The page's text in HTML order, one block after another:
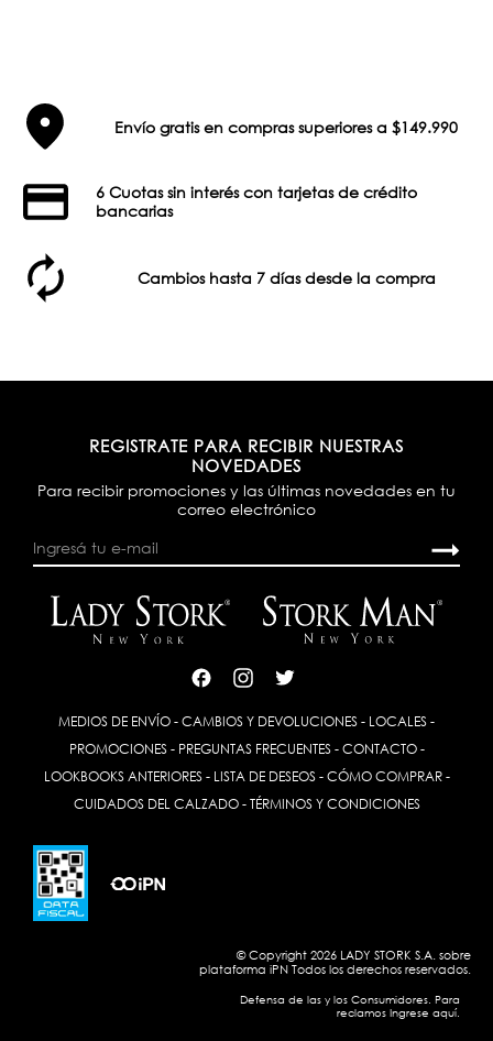
Envío gratis en compras superiores a $149.990
6 Cuotas sin interés con tarjetas de crédito
bancarias
Cambios hasta 7 días desde la compra
REGISTRATE PARA RECIBIR NUESTRAS
NOVEDADES
Para recibir promociones y las últimas novedades en tu
correo electrónico
MEDIOS DE ENVÍO - CAMBIOS Y DEVOLUCIONES - LOCALES -
PROMOCIONES- PREGUNTAS FRECUENTES- CONTACTO-
LOOKBOOKS ANTERIORES- LISTA DE DESEOS- CÓMO COMPRAR-
CUIDADOS DEL CALZADO- TÉRMINOS Y CONDICIONES
© Copyright 2026 LADY STORK S.A. sobre
plataforma iPN Todos los derechos reservados.
Defensa de las y los Consumidores. Para
reclamos Ingrese aquí.